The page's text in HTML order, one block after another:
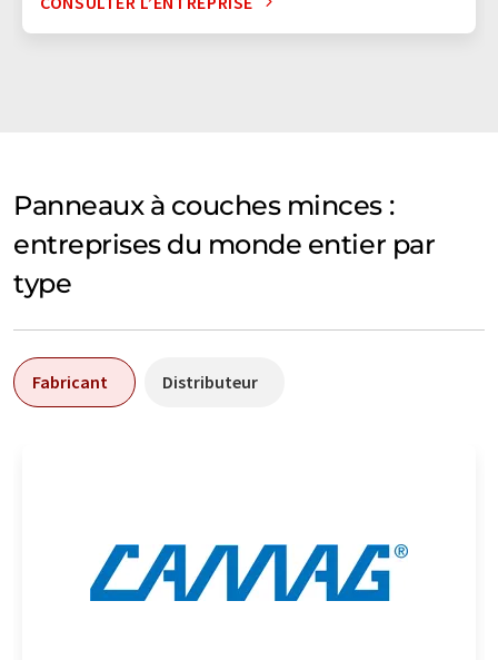
Panneaux à couches minces :
entreprises du monde entier par
type
Fabricant Distributeur